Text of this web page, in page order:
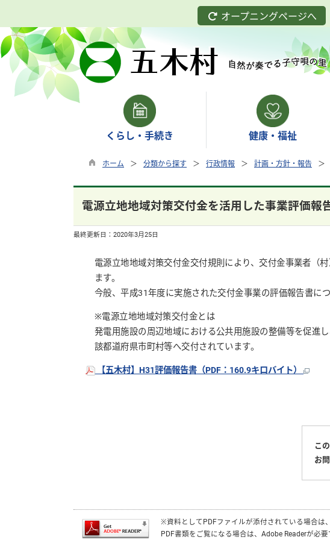
オープニングページへ
くらし・手続き 健康・福祉
ホーム 分類から探す 行政情報 計画・方針・報告
電源立地地域対策交付金を活用した事業評価報
最終更新日： 2020年3月25日
電源立地地域対策交付金交付規則により、交付金事業者（
ます。
今般、平成31年度に実施された交付金事業の評価報告書に
※電源立地地域対策交付金とは
発電用施設の周辺地域における公共用施設の整備等を促進
該都道府県市町村等へ交付されています。
【五木村】H31評価報告書（PDF：160.9キロバイト）
こ
お
※資料としてPDFファイルが添付されている場合は、
PDF書類をご覧になる場合は、 Adobe Readerが必要